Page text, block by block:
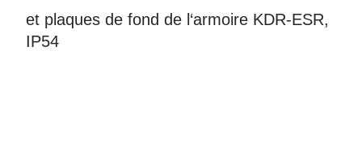
et plaques de fond de l‘armoire KDR-ESR,
IP54